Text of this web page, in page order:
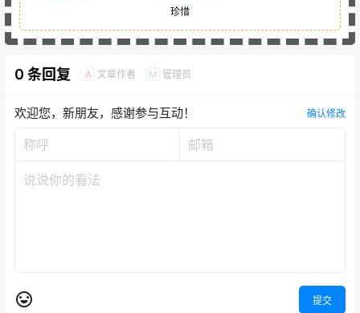
珍惜
0 条回复 A 文章作者 M 管理员
欢迎您，新朋友，感谢参与互动！ 确认修改
提交